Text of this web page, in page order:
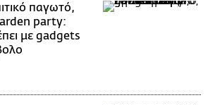
παγωτό,
party:
με gadgets